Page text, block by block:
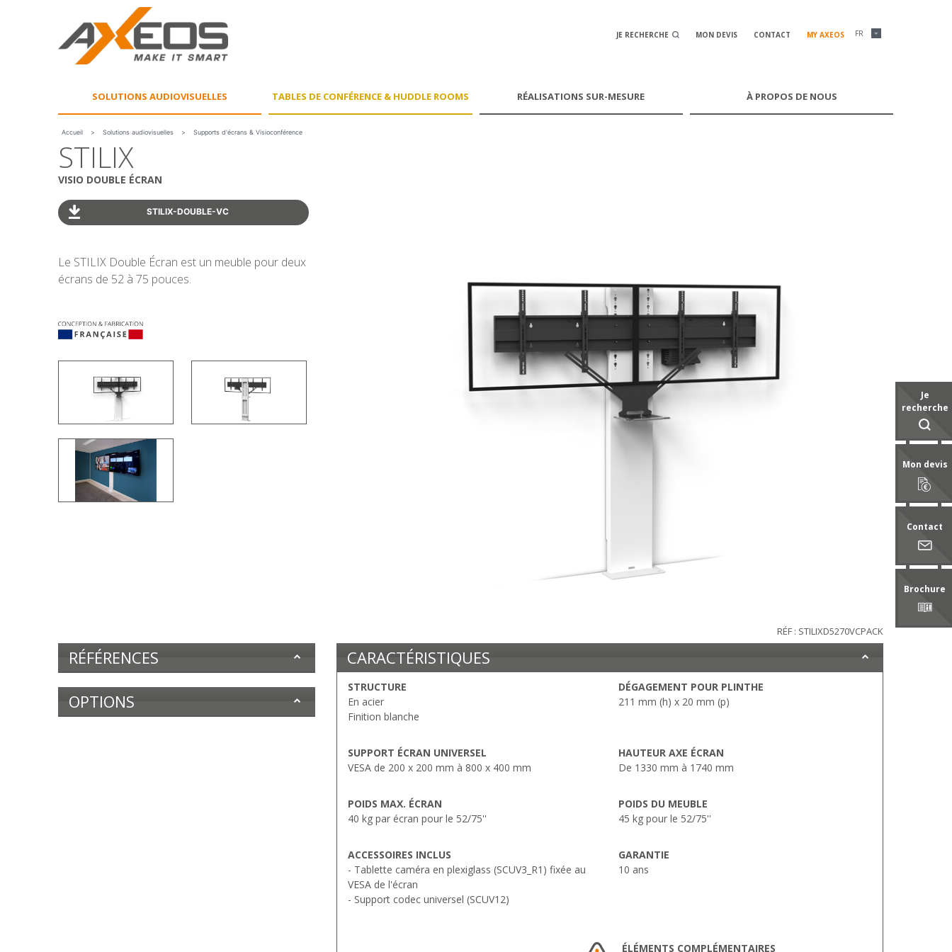
JE RECHERCHE MON DEVIS CONTACT MY AXEOS FR
SOLUTIONSAUDIOVISUELLES TABLES DE CONFÉRENCE & HUDDLE ROOMS RÉALISATIONS SUR-MESURE À PROPOS DE NOUS
Je
recherche
Mon devis
Contact
Brochure
Accueil > Solutions audiovisuelles > Supports d'écrans & Visioconférence
STILIX
VISIO DOUBLE ÉCRAN
STILIX-DOUBLE-VC
Le STILIX Double Écran est un meuble pour deux
écrans de 52 à 75 pouces.
RÉF : STILIXD5270VCPACK
RÉFÉRENCES
OPTIONS
CARACTÉRISTIQUES
STRUCTURE
En acier
Finition blanche
DÉGAGEMENT POUR PLINTHE
211 mm (h) x 20 mm (p)
SUPPORT ÉCRAN UNIVERSEL
VESA de 200 x 200 mm à 800 x 400 mm
HAUTEUR AXE ÉCRAN
De 1330 mm à 1740 mm
POIDS MAX. ÉCRAN
40 kg par écran pour le 52/75''
POIDS DU MEUBLE
45 kg pour le 52/75''
ACCESSOIRES INCLUS
- Tablette caméra en plexiglass (SCUV3_R1) fixée au
VESA de l'écran
- Support codec universel (SCUV12)
GARANTIE
10 ans
ÉLÉMENTS COMPLÉMENTAIRES
Panneau de gestion des cookies